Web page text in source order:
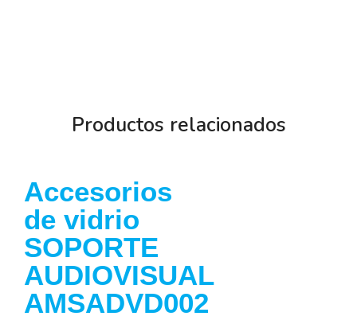
Productos relacionados
Accesorios
de vidrio
SOPORTE
AUDIOVISUAL
AMSADVD002